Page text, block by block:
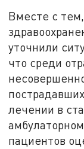
Вместе с
уточнили
что среди
лечении в
пациентов